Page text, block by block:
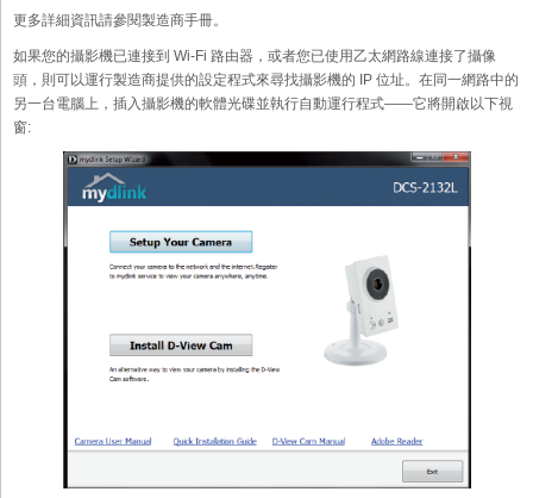
更多詳細資訊請參閱製造商手冊。
如果您的攝影機已連接到 Wi-Fi 路由器，或者您已使用乙太網路線連接了攝像
頭，則可以運行製造商提供的設定程式來尋找攝影機的 IP 位址。在同一網路中的
另一台電腦上，插入攝影機的軟體光碟並執行自動運行程式——它將開啟以下視
窗: